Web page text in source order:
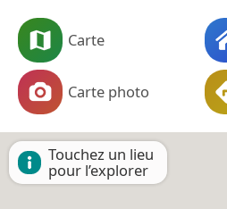
Carte
Carte photo
Touchez un lieu
pour l’explorer